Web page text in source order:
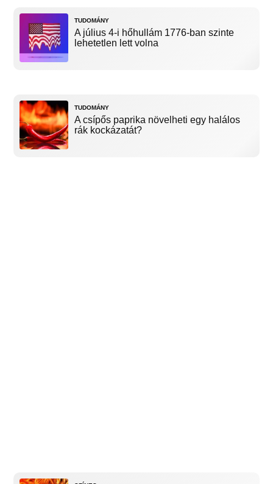
TUDOMÁNY
A július 4-i hőhullám 1776-ban szinte
lehetetlen lett volna
TUDOMÁNY
A csípős paprika növelheti egy halálos
rák kockázatát?